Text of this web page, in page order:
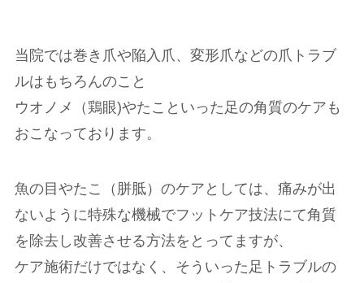
当院では巻き爪や陥入爪、変形爪などの爪トラブ
ルはもちろんのこと
ウオノメ（鶏眼)やたこといった足の角質のケアも
おこなっております。
魚の目やたこ（胼胝）のケアとしては、痛みが出
ないように特殊な機械でフットケア技法にて角質
を除去し改善させる方法をとってますが、
ケア施術だけではなく、そういった足トラブルの